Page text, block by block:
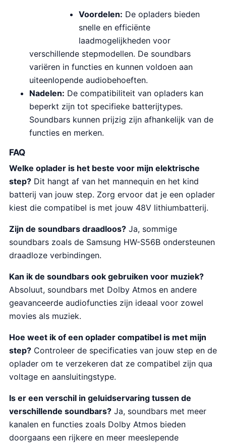
Voordelen: De opladers bieden
snelle en efficiënte
laadmogelijkheden voor
verschillende stepmodellen. De soundbars
variëren in functies en kunnen voldoen aan
uiteenlopende audiobehoeften.
Nadelen: De compatibiliteit van opladers kan
beperkt zijn tot specifieke batterijtypes.
Soundbars kunnen prijzig zijn afhankelijk van de
functies en merken.
FAQ
Welke oplader is het beste voor mijn elektrische
step? Dit hangt af van het mannequin en het kind
batterij van jouw step. Zorg ervoor dat je een oplader
kiest die compatibel is met jouw 48V lithiumbatterij.
Zijn de soundbars draadloos? Ja, sommige
soundbars zoals de Samsung HW-S56B ondersteunen
draadloze verbindingen.
Kan ik de soundbars ook gebruiken voor muziek?
Absoluut, soundbars met Dolby Atmos en andere
geavanceerde audiofuncties zijn ideaal voor zowel
movies als muziek.
Hoe weet ik of een oplader compatibel is met mijn
step? Controleer de specificaties van jouw step en de
oplader om te verzekeren dat ze compatibel zijn qua
voltage en aansluitingstype.
Is er een verschil in geluidservaring tussen de
verschillende soundbars? Ja, soundbars met meer
kanalen en functies zoals Dolby Atmos bieden
doorgaans een rijkere en meer meeslepende